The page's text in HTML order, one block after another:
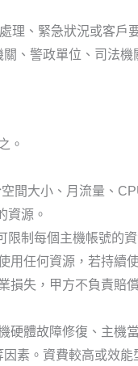
理、緊急狀況或客戶
、警政單位、司法
。
間大小、月流量、
資源。
制每個主機帳號的
用任何資源，若持續
損失，甲方不負責賠
硬體故障修復、主機
素。資費較高或效